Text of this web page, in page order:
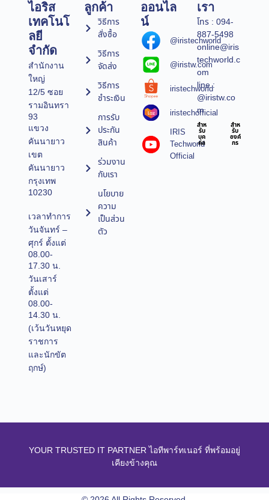
ไอริส
เทคโนโ
ลยี
จำกัด
สำนักงาน
ใหญ่
12/5 ซอย
รามอินทรา
93
แขวง
คันนายาว
เขต
คันนายาว
กรุงเทพ
10230
เวลาทำการ
วันจันทร์ –
ศุกร์ ตั้งแต่
08.00-
17.30 น.
วันเสาร์
ตั้งแต่
08.00-
14.30 น.
(เว้นวันหยุด
ราชการ
และนักขัต
ฤกษ์)
ลูกค้า
วิธีการ
สั่งซื้อ
วิธีการ
จัดส่ง
วิธีการ
ชำระเงิน
การรับ
ประกัน
สินค้า
ร่วมงาน
กับเรา
นโยบาย
ความ
เป็นส่วน
ตัว
ออนไล
น์
@iristechworld
@iristw.com
iristechworld
iristechofficial
IRIS
Techworld
Official
เรา
โทร : 094-
887-5498
online@iris
techworld.c
om
line :
@iristw.co
m
สำห
รับ
บุค
คล
สำห
รับ
องค์
กร
YOUR TRUSTED IT PARTNER ไอทีพาร์ทเนอร์ ที่พร้อมอยู่
เคียงข้างคุณ